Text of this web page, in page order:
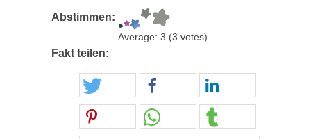
Abstimmen:
Average: 3 (3 votes)
Fakt teilen: